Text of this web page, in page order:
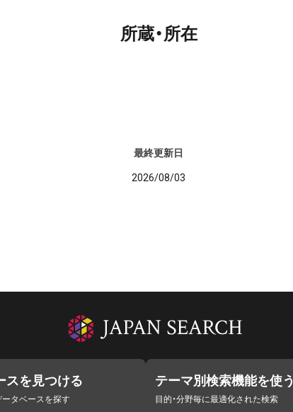
所蔵・所在
最終更新日
2026/08/03
スを見つける
タベースを探す
テーマ別検索機能を使う
目的・分野毎に最適化された検索